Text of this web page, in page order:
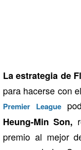
La estrategia de
para hacerse con
Premier League
Heung-Min Son,
premio al mejor